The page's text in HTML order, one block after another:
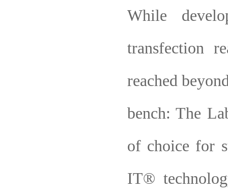
While
transfection
reached
bench: The
of choice for
IT®